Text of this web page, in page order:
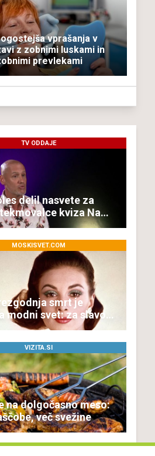
vprašanja v
z zobnimi luskami in
prevlekami
TV ODDAJE
delil nasvete za
kviza Na
MOSKISVET.COM
smrt je
modni svet: za slavo
tragedija
VIZITA.SI
na dolgočasno meso:
več svežine